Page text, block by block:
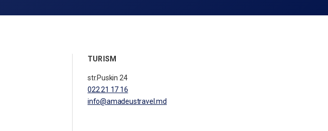
TURISM
str.Puskin 24
022 21 17 16
info@amadeustravel.md